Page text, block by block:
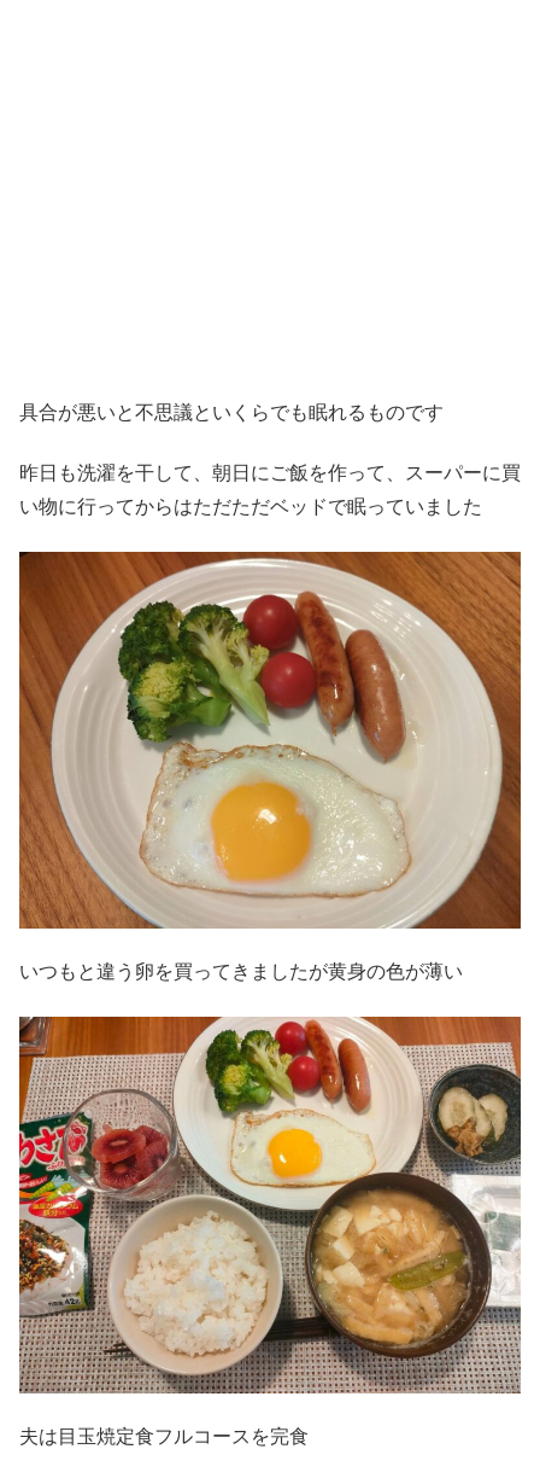
具合が悪いと不思議といくらでも眠れるものです
昨日も洗濯を干して、朝日にご飯を作って、スーパーに買
い物に行ってからはただただベッドで眠っていました
いつもと違う卵を買ってきましたが黄身の色が薄い
夫は目玉焼定食フルコースを完食